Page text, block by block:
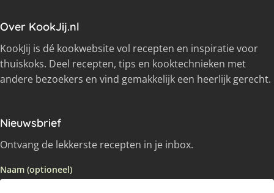
Over KookJij.nl
KookJij is dé kookwebsite vol recepten en inspiratie voor
thuiskoks. Deel recepten, tips en kooktechnieken met
andere bezoekers en vind gemakkelijk een heerlijk gerecht.
Nieuwsbrief
Ontvang de lekkerste recepten in je inbox.
Naam (optioneel)